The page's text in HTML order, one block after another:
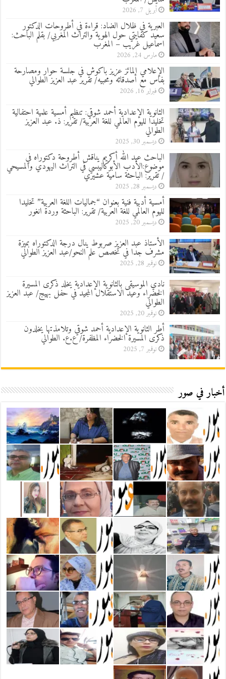
أبريل 7, 2026
العبرية في ظلال الضاد: قراءة في أطروحات الدكتور
سعيد كفايتي حول الهوية والتراث المغربي/ بقلم الباحث:
اسماعيل غريب – المغرب
مارس 24, 2026
الإعلامي المائز عزيز باكوش في جلسة حوار ومصارحة
بفاس مع أصدقائه ومحبيه/ تقرير عبد العزيز الطوالي
فبراير 16, 2026
الثانوية الإعدادية أحمد شوقي: تنظيم أمسية علمية احتفالية
تخليدا لليوم العالمي للغة العربية/ تقرير: ذ. عبد العزيز
الطوالي
ديسمبر 30, 2025
الباحث عبد الله أكريم يناقش أطروحة دكتوراه في
موضوع:الأدب الأبوكاليبسي في التراث اليهودي والمسيحي
/ تقرير: الباحثة سامية عشيري
ديسمبر 28, 2025
أمسية أدبية فنية بعنوان “جماليات اللغة العربية” تخليدا
لليوم العالمي للغة العربية/ تقرير: الباحثة وردة انغور
ديسمبر 20, 2025
الأستاذ عبد العزيز صربوط ينال درجة الدكتوراه بميزة
مشرف جدا في تخصص علم النحو/عبد العزيز الطوالي
نوفمبر 28, 2025
نادي الموسيقى بالثانوية الإعدادية يخلد ذكرى المسيرة
الخضراء وعيد الاستقلال المجيد في حفل بهيج/ عبد العزيز
الطوالي
نوفمبر 20, 2025
أطر الثانوية الإعدادية أحمد شوقي وتلامذتها يخلدون
ذكرى المسيرة الخضراء المظفرة/ ع.ع. الطوالي
نوفمبر 7, 2025
أخبار في صور